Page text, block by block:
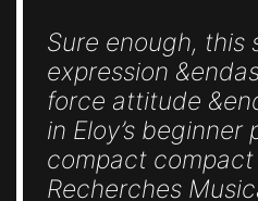
Sure enough, this
expression
force attitude
in Eloy’s beginner
compact
Recherches